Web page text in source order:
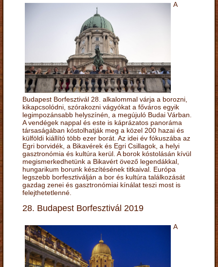
A
Budapest Borfesztivál 28. alkalommal várja a borozni,
kikapcsolódni, szórakozni vágyókat a főváros egyik
legimpozánsabb helyszínén, a megújuló Budai Várban.
A vendégek nappal és este is káprázatos panoráma
társaságában kóstolhatják meg a közel 200 hazai és
külföldi kiállító több ezer borát. Az idei év fókuszába az
Egri borvidék, a Bikavérek és Egri Csillagok, a helyi
gasztronómia és kultúra kerül. A borok kóstolásán kívül
megismerkedhetünk a Bikavért övező legendákkal,
hungarikum borunk készítésének titkaival. Európa
legszebb borfesztiválján a bor és kultúra találkozását
gazdag zenei és gasztronómiai kínálat teszi most is
felejthetetlenné.
28. Budapest Borfesztivál 2019
A